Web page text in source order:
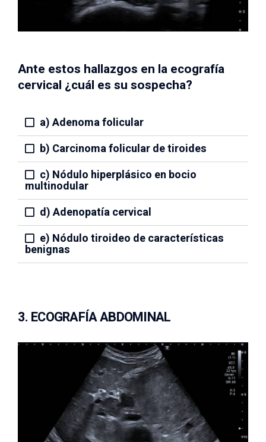
Ante estos hallazgos en la ecografía
cervical ¿cuál es su sospecha?
a) Adenoma folicular
b) Carcinoma folicular de tiroides
c) Nódulo hiperplásico en bocio
multinodular
d) Adenopatía cervical
e) Nódulo tiroideo de características
benignas
3. ECOGRAFÍA ABDOMINAL